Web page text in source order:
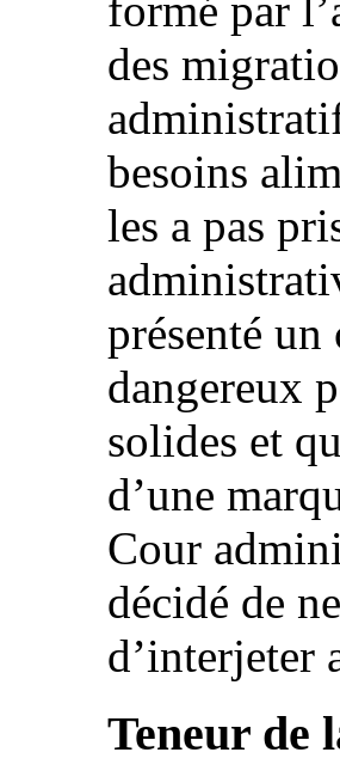
formé par
des
besoins
les a pas
présenté
dangereux
solides et
d’une
Cour
décidé de
d’interjeter
Teneur de